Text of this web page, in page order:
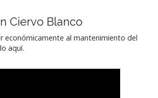
Ciervo Blanco
económicamente al mantenimiento del
aquí.